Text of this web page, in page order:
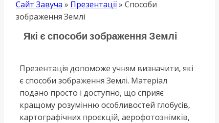
Сайт Завуча » Презентації» Способи
зображення Землі
Які є способи зображення Землі
Презентація допоможе учням визначити, які
є способи зображення Землі. Матеріал
подано просто і доступно, що сприяє
кращому розумінню особливостей глобусів,
картографічних проєкцій, аерофотознімків,